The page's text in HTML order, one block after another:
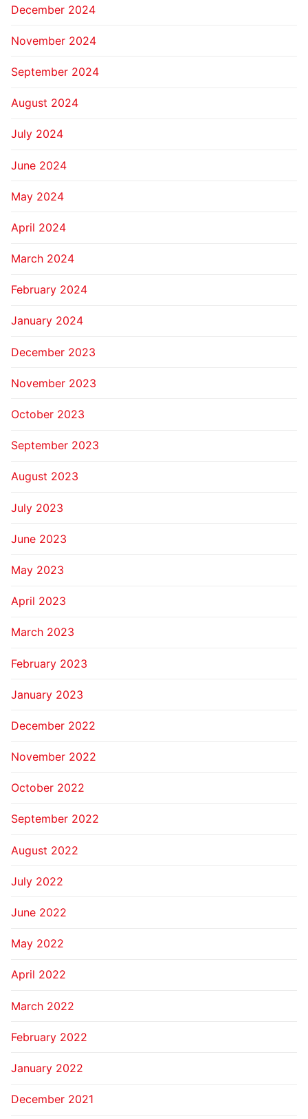
December 2024
November 2024
September 2024
August 2024
July 2024
June 2024
May 2024
April 2024
March 2024
February 2024
January 2024
December 2023
November 2023
October 2023
September 2023
August 2023
July 2023
June 2023
May 2023
April 2023
March 2023
February 2023
January 2023
December 2022
November 2022
October 2022
September 2022
August 2022
July 2022
June 2022
May 2022
April 2022
March 2022
February 2022
January 2022
December 2021